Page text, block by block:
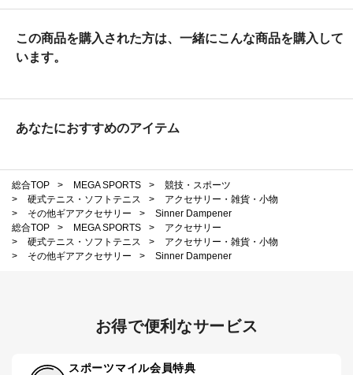
この商品を購入された方は、一緒にこんな商品を購入して
います。
あなたにおすすめのアイテム
総合TOP > MEGA SPORTS >
競技・スポーツ
>
硬式テニス・ソフトテニス >
アクセサリー・雑貨・小物
>
その他ギアアクセサリー >
Sinner Dampener
総合TOP
> MEGA SPORTS >
アクセサリー
>
硬式テニス・ソフトテニス >
アクセサリー・雑貨・小物
>
その他ギアアクセサリー > Sinner Dampener
お得で便利なサービス
スポーツマイル会員特典